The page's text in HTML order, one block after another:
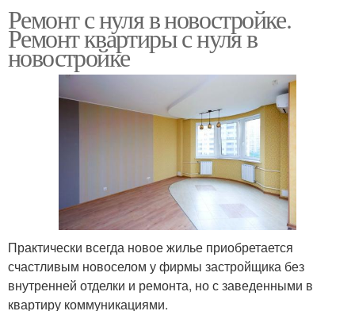
Ремонт с нуля в новостройке.
Ремонт квартиры с нуля в
новостройке
Практически всегда новое жилье приобретается
счастливым новоселом у фирмы застройщика без
внутренней отделки и ремонта, но с заведенными в
квартиру коммуникациями.